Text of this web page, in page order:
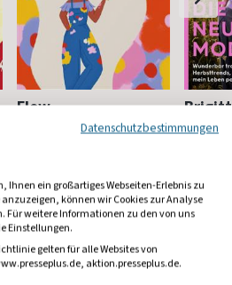
Flow
Bewußt leben und erleben
(8 x pro Jahr) 4,63
Das
Datenschutzbestimmungen
Ihnen ein großartiges Webseiten-Erlebnis zu
können wir Cookies zur Analyse
Für weitere Informationen zu den von uns
Einstellungen.
gelten für alle Websites von
aktion.presseplus.de.